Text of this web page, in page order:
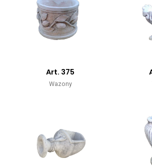
Art. 375
Wazony